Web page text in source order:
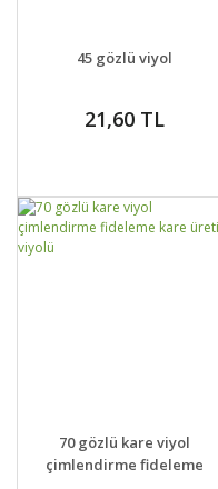
DETAYLAR SEPETE EKLE
45 gözlü viyol
21,60 TL
DETAYLAR
VER
70 gözlü kare viyol
çimlendirme fideleme